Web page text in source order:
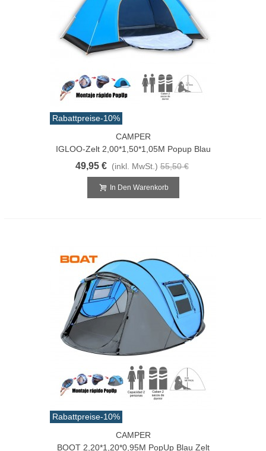
Rabattpreise-10%
CAMPER
IGLOO-Zelt 2,00*1,50*1,05M Popup Blau
49,95 € (inkl. MwSt.) 55,50 €
In Den Warenkorb
Rabattpreise-10%
CAMPER
BOOT 2,20*1,20*0,95M PopUp Blau Zelt